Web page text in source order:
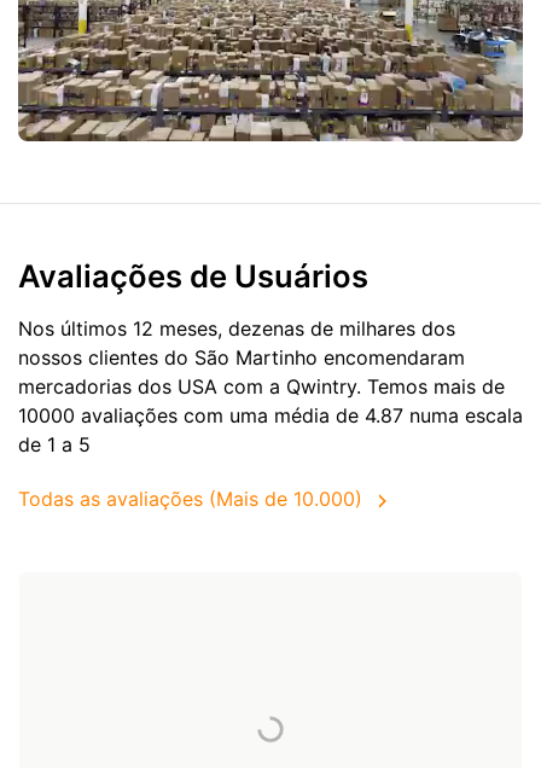
Avaliações de Usuários
Nos últimos 12 meses, dezenas de milhares dos
nossos clientes do São Martinho encomendaram
mercadorias dos USA com a Qwintry. Temos mais de
10000 avaliações com uma média de 4.87 numa escala
de 1 a 5
Todas as avaliações (Mais de 10.000)